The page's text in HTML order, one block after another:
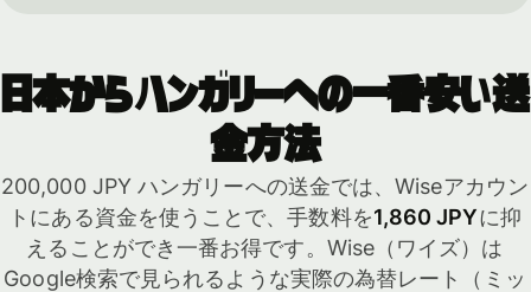
日本からハンガリーへの一番安い送
金方法
200,000 JPY ハンガリーへの送金では、Wiseアカウン
トにある資金を使うことで、手数料を1,860 JPYに抑
えることができ一番お得です。Wise（ワイズ）は
Google検索で見られるような実際の為替レート（ミッ